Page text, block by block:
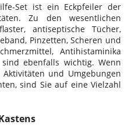
Set ist ein Eckpfeiler der
Zu den wesentlichen
antiseptische Tücher,
Pinzetten, Scheren und
Antihistaminika
ebenfalls wichtig. Wenn
und Umgebungen
sind Sie auf eine Vielzahl